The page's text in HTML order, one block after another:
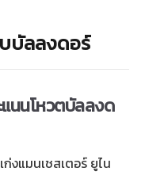
บัลลงดอร์
แนนโหวตบัลลงด
ก่งแมนเชสเตอร์ ยูไน